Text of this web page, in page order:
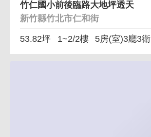
竹仁國小前後臨路大地坪透天
新竹縣竹北市仁和街
53.82坪 1~2/2樓 5房(室)3廳3衛